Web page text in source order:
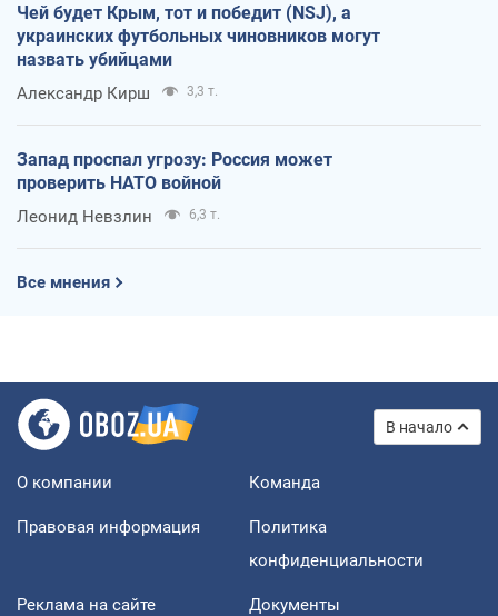
Чей будет Крым, тот и победит (NSJ), а
украинских футбольных чиновников могут
назвать убийцами
Александр Кирш 3,3 т.
Запад проспал угрозу: Россия может
проверить НАТО войной
Леонид Невзлин 6,3 т.
Все мнения
В начало
О компании Команда
Правовая информация
Политика
конфиденциальности
Реклама на сайте Документы